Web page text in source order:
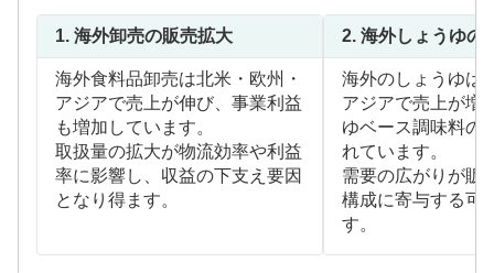
1. 海外卸売の販売拡大
海外食料品卸売は北米・欧州・
アジアで売上が伸び、事業利益
も増加しています。
取扱量の拡大が物流効率や利益
率に影響し、収益の下支え要因
となり得ます。
2. 海外しょうゆの
海外のしょうゆは
アジアで売上が増
ゆベース調味料の
れています。
需要の広がりが販
構成に寄与する可
す。